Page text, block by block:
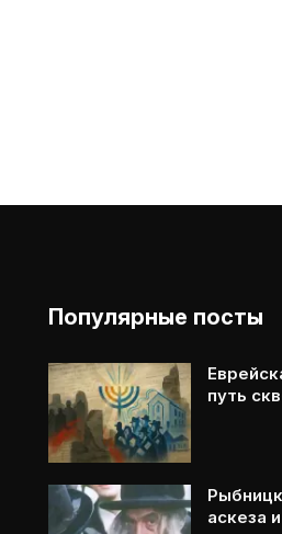
Популярные посты
путь
аскеза